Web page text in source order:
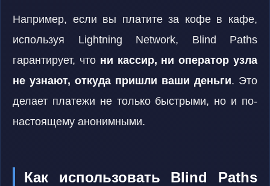
Например, если вы платите за кофе в кафе,
используя Lightning Network, Blind Paths
гарантирует, что ни кассир, ни оператор узла
не узнают, откуда пришли ваши деньги. Это
делает платежи не только быстрыми, но и по-
настоящему анонимными.
Как использовать Blind Paths